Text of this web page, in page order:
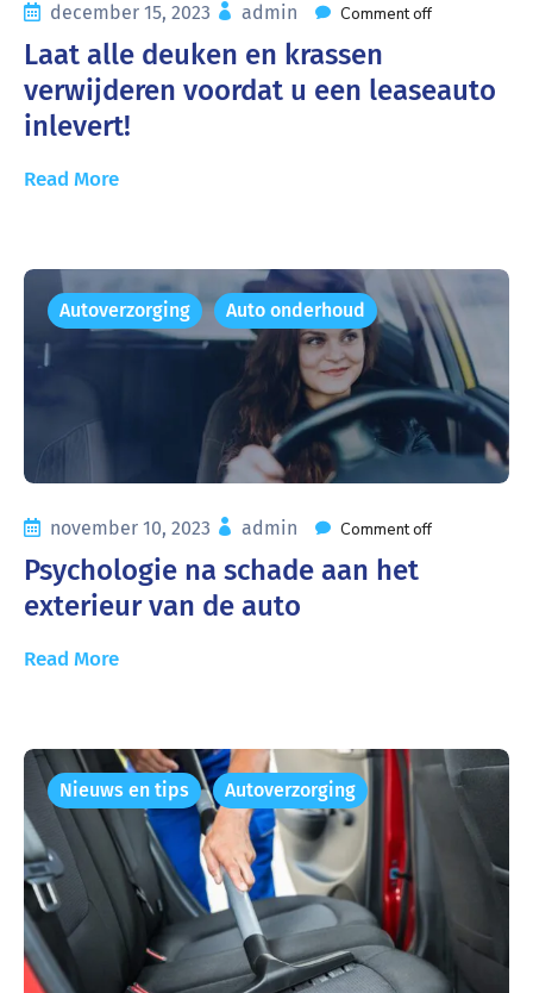
december 15, 2023 admin Comment off
Laat alle deuken en krassen
verwijderen voordat u een leaseauto
inlevert!
Read More
Autoverzorging Auto onderhoud
november 10, 2023 admin Comment off
Psychologie na schade aan het
exterieur van de auto
Read More
Nieuws en tips Autoverzorging